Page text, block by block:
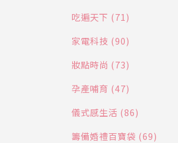
吃遍天下 (71)
家電科技 (90)
妝點時尚 (73)
孕產哺育 (47)
儀式感生活 (86)
籌備婚禮百寶袋 (69)